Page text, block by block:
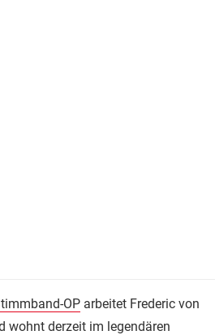
OP arbeitet Frederic von
wohnt derzeit im legendären